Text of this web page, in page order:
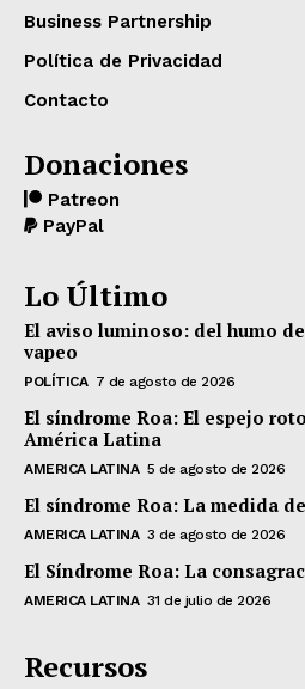
Business Partnership
Política de Privacidad
Contacto
Donaciones
Patreon
PayPal
Lo Último
El aviso luminoso: del humo
vapeo
POLÍTICA 7 de agosto de 2026
El síndrome Roa: El espejo
América Latina
AMERICA LATINA 5 de agosto de 2026
El síndrome Roa: La medida
AMERICA LATINA 3 de agosto de 2026
El Síndrome Roa: La
AMERICA LATINA 31 de julio de 2026
Recursos